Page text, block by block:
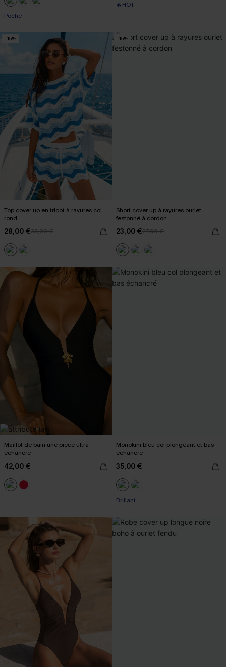
Poche
🔥HOT
-15%
Top cover up en tricot à rayures col
rond
28,00 €33,00 €
-15%
Short cover up à rayures ourlet
festonné à cordon
23,00 €27,00 €
Maillot de bain une pièce ultra
échancré
42,00 €
Monokini bleu col plongeant et bas
échancré
35,00 €
Brillant